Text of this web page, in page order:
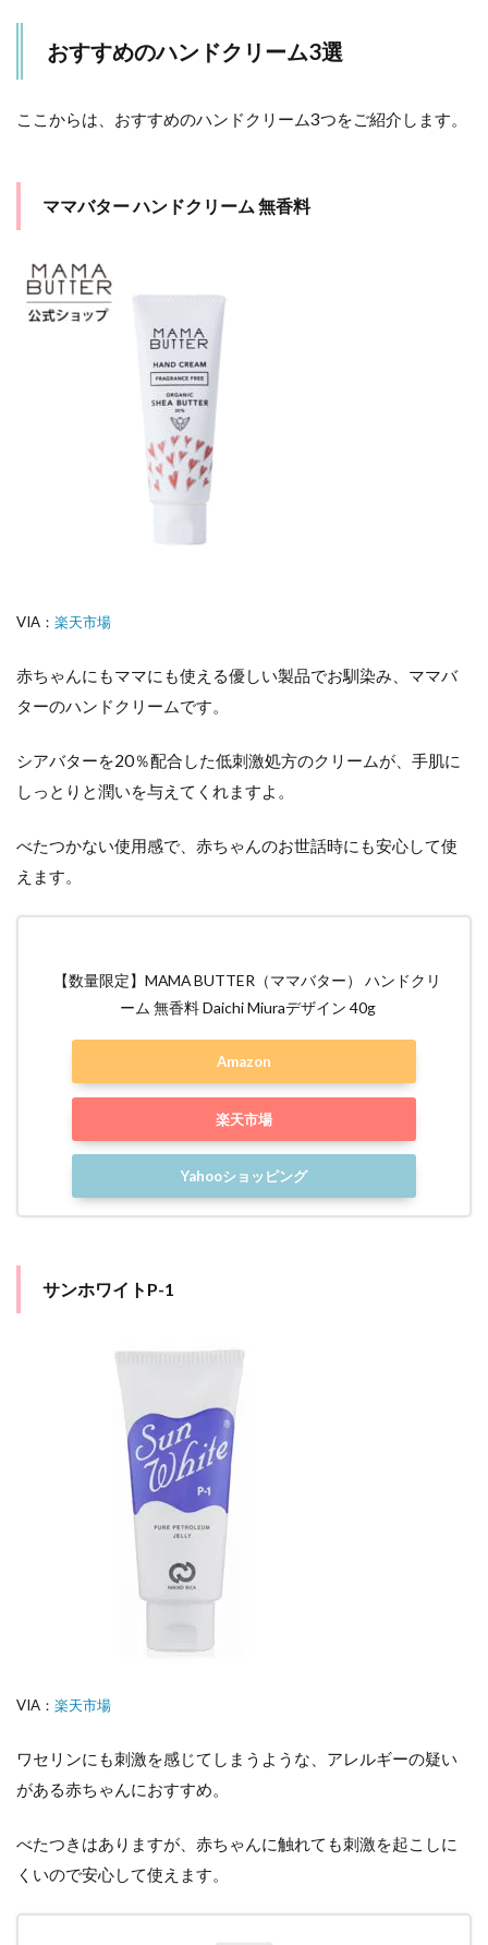
おすすめのハンドクリーム3選
ここからは、おすすめのハンドクリーム3つをご紹介します。
ママバター ハンドクリーム 無香料
VIA： 楽天市場
赤ちゃんにもママにも使える優しい製品でお馴染み、ママバ
ターのハンドクリームです。
シアバターを20％配合した低刺激処方のクリームが、手肌に
しっとりと潤いを与えてくれますよ。
べたつかない使用感で、赤ちゃんのお世話時にも安心して使
えます。
【数量限定】MAMA BUTTER（ママバター） ハンドクリ
ーム 無香料 Daichi Miuraデザイン 40g
Amazon
楽天市場
Yahooショッピング
サンホワイトP-1
VIA： 楽天市場
ワセリンにも刺激を感じてしまうような、アレルギーの疑い
がある赤ちゃんにおすすめ。
べたつきはありますが、赤ちゃんに触れても刺激を起こしに
くいので安心して使えます。